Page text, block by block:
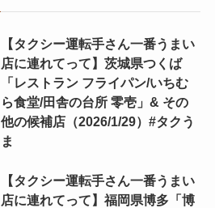
【タクシー運転手さん一番うまい
店に連れてって】茨城県つくば
「レストラン フライパン/いちむ
ら食堂/田舎の台所 零壱」& その
他の候補店（2026/1/29）#タクう
ま
【タクシー運転手さん一番うまい
店に連れてって】福岡県博多「博